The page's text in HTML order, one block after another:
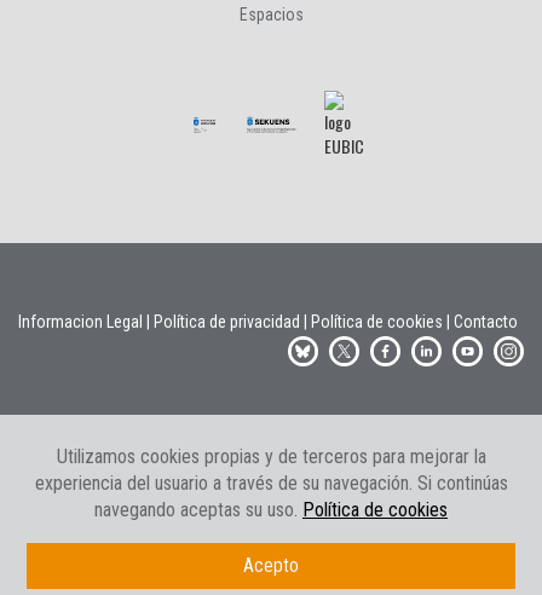
Espacios
Informacion Legal Política de privacidad Política de cookies Contacto
Utilizamos cookies propias y de terceros para mejorar la
experiencia del usuario a través de su navegación. Si continúas
navegando aceptas su uso. Política de cookies
Acepto